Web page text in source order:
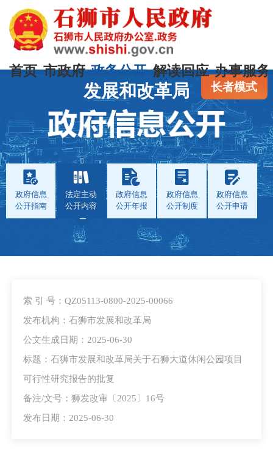
首页 市政府 政务公开 解读回应 办事服务
长者模式
发展和改革局
政府信息
公开指南
法定主动
公开内容
政府信息
公开年报
政府信息
公开制度
政府信息
公开申请
索 引 号：QZ05113-0800-2025-00066
发布机构：石狮市发展和改革局
公文生成日期：2025-06-30
标题：石狮市发展和改革局关于石狮大道休闲公园项目
可行性研究报告的批复
备注/文号：狮发改审〔2025〕16号
发布日期：2025-06-30